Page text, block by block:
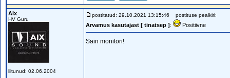
Aix
HV Guru
liitunud: 02.06.2004
postitatud: 29.10.2021 13:15:46 postituse pealkiri:
Arvamus kasutajast [ tinatsep ]: Positiivne
Sain monitori!